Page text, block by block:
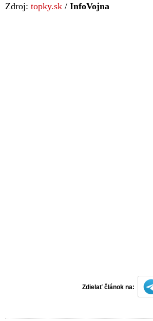
Zdroj: topky.sk / InfoVojna
Zdielať článok na: